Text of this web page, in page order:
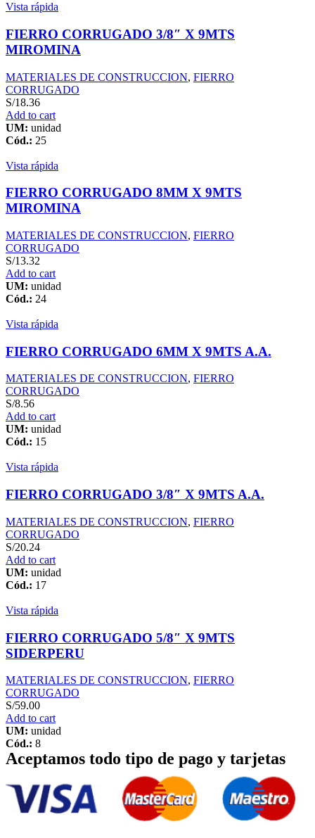
Vista rápida
FIERRO CORRUGADO 3/8″ X 9MTS
MIROMINA
MATERIALES DE CONSTRUCCION, FIERRO
CORRUGADO
S/18.36
Add to cart
UM: unidad
Cód.: 25
Vista rápida
FIERRO CORRUGADO 8MM X 9MTS
MIROMINA
MATERIALES DE CONSTRUCCION, FIERRO
CORRUGADO
S/13.32
Add to cart
UM: unidad
Cód.: 24
Vista rápida
FIERRO CORRUGADO 6MM X 9MTS A.A.
MATERIALES DE CONSTRUCCION, FIERRO
CORRUGADO
S/8.56
Add to cart
UM: unidad
Cód.: 15
Vista rápida
FIERRO CORRUGADO 3/8″ X 9MTS A.A.
MATERIALES DE CONSTRUCCION, FIERRO
CORRUGADO
S/20.24
Add to cart
UM: unidad
Cód.: 17
Vista rápida
FIERRO CORRUGADO 5/8″ X 9MTS
SIDERPERU
MATERIALES DE CONSTRUCCION, FIERRO
CORRUGADO
S/59.00
Add to cart
UM: unidad
Cód.: 8
Aceptamos todo tipo de pago y tarjetas